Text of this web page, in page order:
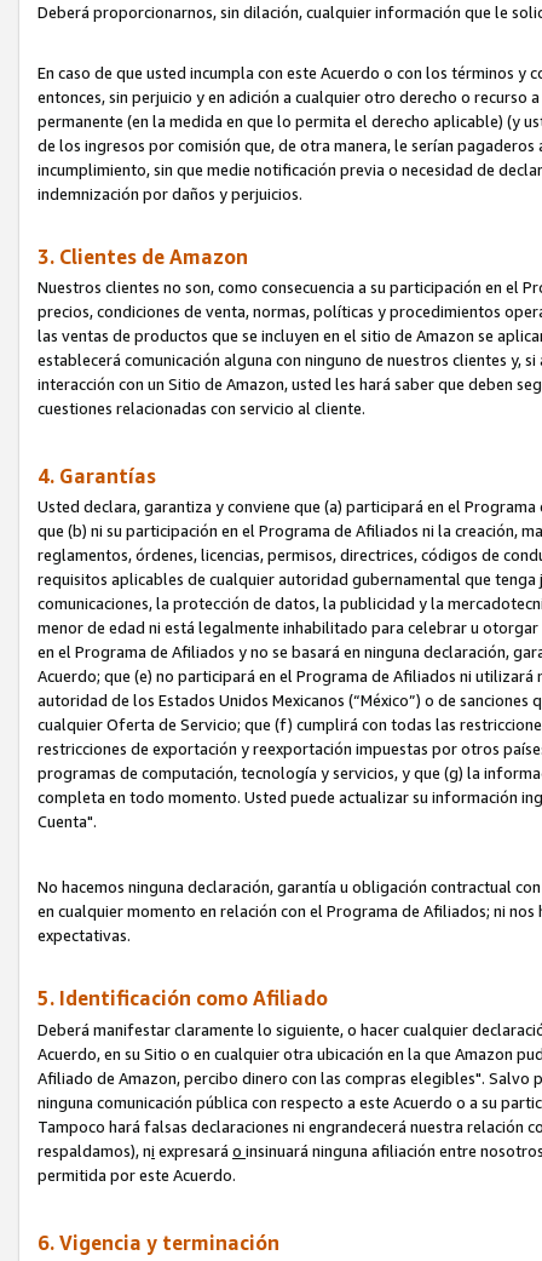
Deberá proporcionarnos, sin dilación, cualquier información que le
En caso de que usted incumpla con este Acuerdo o con los términos
entonces, sin perjuicio y en adición a cualquier otro derecho o
permanente (en la medida en que lo permita el derecho aplicable) (y
de los ingresos por comisión que, de otra manera, le serían
incumplimiento, sin que medie notificación previa o necesidad de
indemnización por daños y perjuicios.
3. Clientes de Amazon
Nuestros clientes no son, como consecuencia a su participación en el
precios, condiciones de venta, normas, políticas y procedimientos
las ventas de productos que se incluyen en el sitio de Amazon se
establecerá comunicación alguna con ninguno de nuestros clientes y,
interacción con un Sitio de Amazon, usted les hará saber que deben
cuestiones relacionadas con servicio al cliente.
4. Garantías
Usted declara, garantiza y conviene que (a) participará en el
que (b) ni su participación en el Programa de Afiliados ni la creación,
reglamentos, órdenes, licencias, permisos, directrices, códigos de
requisitos aplicables de cualquier autoridad gubernamental que
comunicaciones, la protección de datos, la publicidad y la
menor de edad ni está legalmente inhabilitado para celebrar u
en el Programa de Afiliados y no se basará en ninguna declaración,
Acuerdo; que (e) no participará en el Programa de Afiliados ni
autoridad de los Estados Unidos Mexicanos (“México”) o de
cualquier Oferta de Servicio; que (f) cumplirá con todas las
restricciones de exportación y reexportación impuestas por otros
programas de computación, tecnología y servicios, y que (g) la
completa en todo momento. Usted puede actualizar su información
Cuenta".
No hacemos ninguna declaración, garantía u obligación contractual
en cualquier momento en relación con el Programa de Afiliados; ni
expectativas.
5. Identificación como Afiliado
Deberá manifestar claramente lo siguiente, o hacer cualquier
Acuerdo, en su Sitio o en cualquier otra ubicación en la que Amazon
Afiliado de Amazon, percibo dinero con las compras elegibles". Salvo
ninguna comunicación pública con respecto a este Acuerdo o a su
Tampoco hará falsas declaraciones ni engrandecerá nuestra relación
respaldamos), ni expresará o insinuará ninguna afiliación entre
permitida por este Acuerdo.
6. Vigencia y terminación